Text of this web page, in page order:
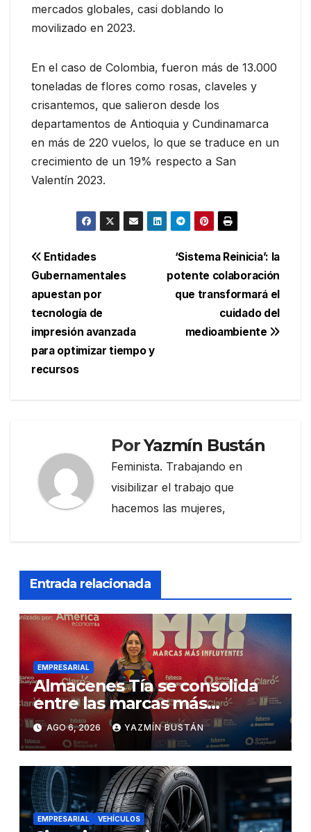
mercados globales, casi doblando lo
movilizado en 2023.
En el caso de Colombia, fueron más de 13.000
toneladas de flores como rosas, claveles y
crisantemos, que salieron desde los
departamentos de Antioquia y Cundinamarca
en más de 220 vuelos, lo que se traduce en un
crecimiento de un 19% respecto a San
Valentín 2023.
Navegación
de
entradas
‘Sistema Reinicia’: la
potente colaboración
que transformará el
cuidado del
medioambiente
Entidades
Gubernamentales
apuestan por
tecnología de
impresión avanzada
para optimizar tiempo y
recursos
PorYazmín Bustán
Feminista. Trabajando en
visibilizar el trabajo que
hacemos las mujeres,
Entrada relacionada
EMPRESARIAL
Almacenes Tía se consolida
entre las marcas más
influyentes del Ecuador
AGO 6, 2026 YAZMÍN BUSTÁN
EMPRESARIAL VEHÍCULOS